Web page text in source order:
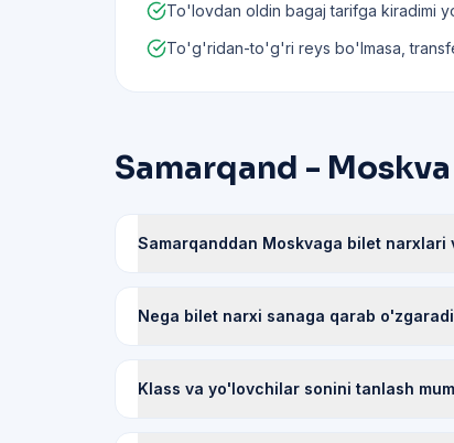
To'lovdan oldin bagaj tarifga kiradimi
To'g'ridan-to'g'ri reys bo'lmasa,
Samarqand -
Samarqanddan Moskvaga bilet
Nega bilet narxi sanaga qarab
Klass va yo'lovchilar sonini tanlash